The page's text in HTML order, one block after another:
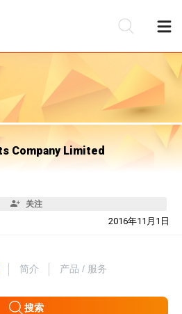
Company Limited
关注
2016年11月1日
简介 产品 / 服务
搜索